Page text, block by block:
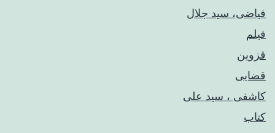
فیاضی، سید جلال
فیلم
قزوین
قضایی
کاشفی ، سید علی
کتاب